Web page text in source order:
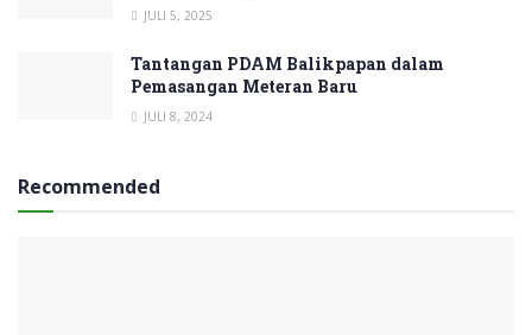
JULI 5, 2025
Tantangan PDAM Balikpapan dalam
Pemasangan Meteran Baru
JULI 8, 2024
Recommended